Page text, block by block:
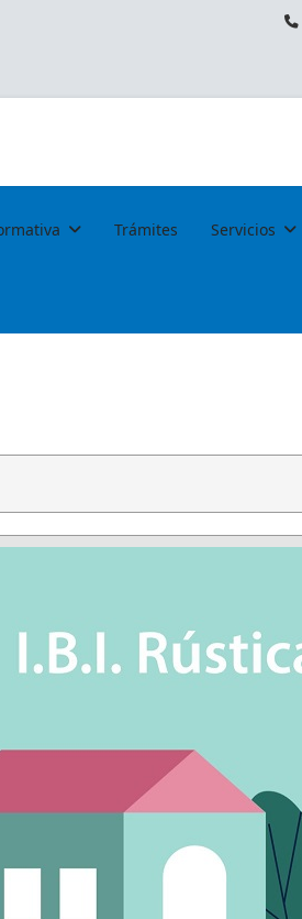
Trámites Servicios